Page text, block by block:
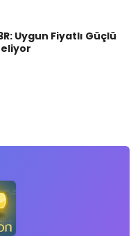
Uygun Fiyatlı Güçlü